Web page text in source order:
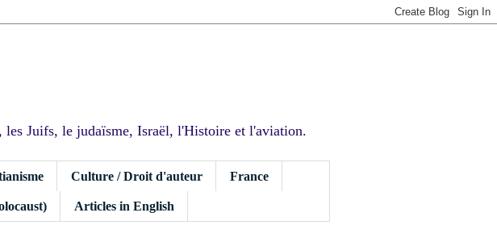
Juifs, le judaïsme, Israël, l'Histoire et l'aviation.
Culture / Droit d'auteur France
Articles in English